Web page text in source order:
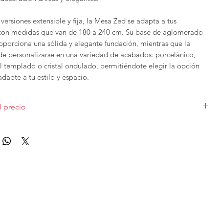
extensible y fija, la Mesa Zed se adapta a tus
medidas que van de 180 a 240 cm. Su base de aglomerado
una sólida y elegante fundación, mientras que la
personalizarse en una variedad de acabados: porcelánico,
templado o cristal ondulado, permitiéndote elegir la opción
a tu estilo y espacio.
de diseño que aporta carácter y sofisticación a tu
Point se fabrican en
precio
el precio.